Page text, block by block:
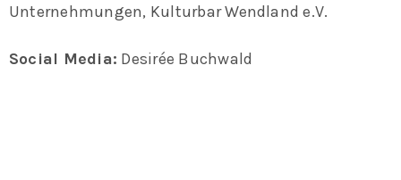
Unternehmungen, Kulturbar Wendland e.V.
Social Media: Desirée Buchwald